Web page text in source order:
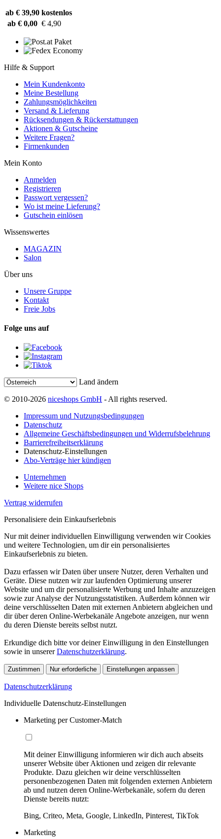
ab € 39,90 kostenlos
ab € 0,00 € 4,90
Hilfe & Support
Mein Kundenkonto
Meine Bestellung
Zahlungsmöglichkeiten
Versand & Lieferung
Rücksendungen & Rückerstattungen
Aktionen & Gutscheine
Weitere Fragen?
Firmenkunden
Mein Konto
Anmelden
Registrieren
Passwort vergessen?
Wo ist meine Lieferung?
Gutschein einlösen
Wissenswertes
MAGAZIN
Salon
Über uns
Unsere Gruppe
Kontakt
Freie Jobs
Folge uns auf
Land ändern
© 2010-2026 niceshops GmbH - All rights reserved.
Impressum und Nutzungsbedingungen
Datenschutz
Allgemeine Geschäftsbedingungen und Widerrufsbelehrung
Barrierefreiheitserklärung
Datenschutz-Einstellungen
Abo-Verträge hier kündigen
Unternehmen
Weitere nice Shops
Vertrag widerrufen
Personalisiere dein Einkaufserlebnis
Nur mit deiner individuellen Einwilligung verwenden wir Cookies
und weitere Technologien, um dir ein personalisiertes
Einkaufserlebnis zu bieten.
Dazu erfassen wir Daten über unsere Nutzer, deren Verhalten und
Geräte. Diese nutzen wir zur laufenden Optimierung unserer
Website und um dir personalisierte Werbung und Inhalte anzuzeigen
sowie zur Analyse der Nutzungsstatistiken. Außerdem können wir
deine verschlüsselten Daten mit externen Anbietern abgleichen und
dir über deren Online-Werbekanäle Angebote anzeigen, nur wenn
du deren Dienste bereits selbst nutzt.
Erkundige dich bitte vor deiner Einwilligung in den Einstellungen
sowie in unsererDatenschutzerklärung.
Zustimmen Nur erforderliche Einstellungen anpassen
Datenschutzerklärung
Individuelle Datenschutz-Einstellungen
Marketing per Customer-Match
Mit deiner Einwilligung informieren wir dich auch abseits
unserer Website über Aktionen und zeigen dir relevante
Produkte. Dazu gleichen wir deine verschlüsselten
personenbezogenen Daten mit folgenden externen Anbietern
ab und nutzen deren Online-Werbekanäle, sofern du deren
Dienste bereits nutzt:
Bing, Criteo, Meta, Google, LinkedIn, Pinterest, TikTok
Marketing